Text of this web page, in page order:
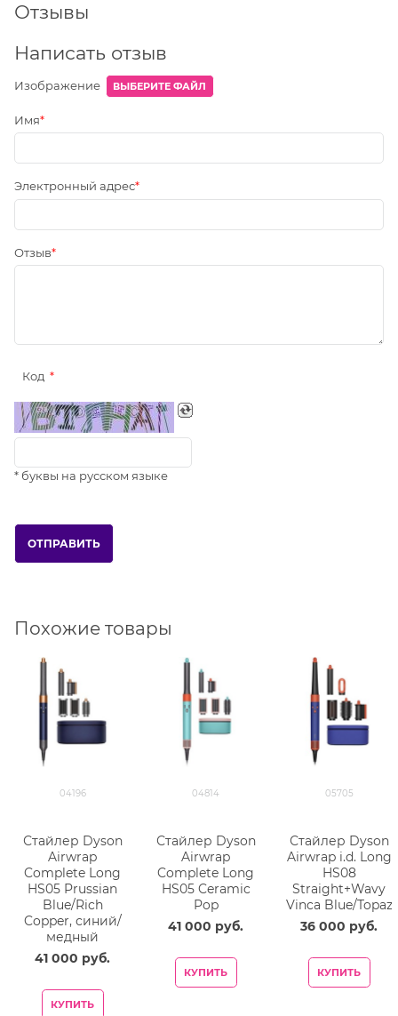
Отзывы
Написать отзыв
Изображение ВЫБЕРИТЕ ФАЙЛ
Имя
Электронный адрес
Отзыв
Код
* буквы на русском языке
Похожие товары
04196
Стайлер Dyson
Airwrap
Complete Long
HS05 Prussian
Blue/Rich
Copper, синий/
медный
41 000 руб.
КУПИТЬ
04814
Стайлер Dyson
Airwrap
Complete Long
HS05 Ceramic
Pop
41 000 руб.
КУПИТЬ
05705
Стайлер Dyson
Airwrap i.d. Long
HS08
Straight+Wavy
Vinca Blue/Topaz
36 000 руб.
КУПИТЬ